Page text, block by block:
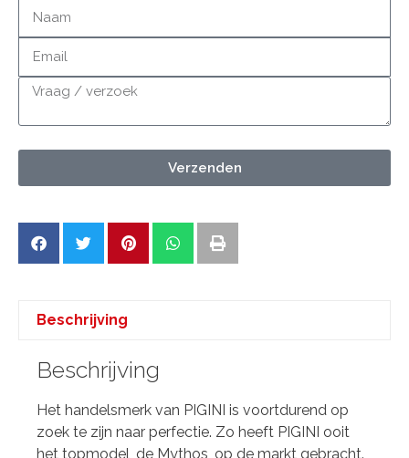
Beschrijving
Beschrijving
Het handelsmerk van PIGINI is voortdurend op
zoek te zijn naar perfectie. Zo heeft PIGINI ooit
het topmodel, de Mythos, op de markt gebracht.
Verzenden